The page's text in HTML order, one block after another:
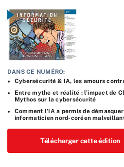
DANS CE NUMÉRO:
Cybersécurité & IA, les amours
Entre mythe et réalité : l’impact de
Mythos sur la cybersécurité
Comment l’IA a permis de
informaticien nord-coréen
Télécharger cette édition